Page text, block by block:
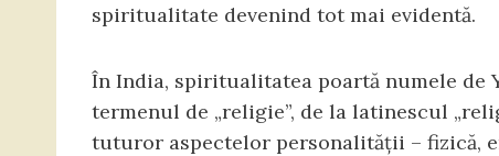
spiritualitate devenind tot mai evidentă.
În India, spiritualitatea poartă numele de
termenul de „religie”, de la latinescul
tuturor aspectelor personalității – fizică,